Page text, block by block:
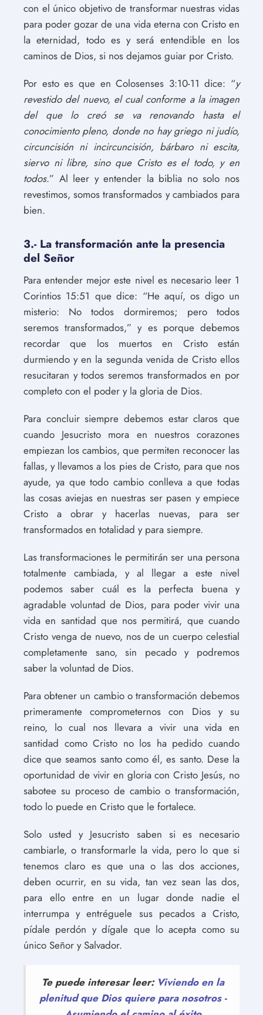
con el único objetivo de transformar nuestras vidas
para poder gozar de una vida eterna con Cristo en
la eternidad, todo es y será entendible en los
caminos de Dios, si nos dejamos guiar por Cristo.
Por esto es que en Colosenses 3:10-11 dice: “y
revestido del nuevo, el cual conforme a la imagen
del que lo creó se va renovando hasta el
conocimiento pleno, donde no hay griego ni judío,
circuncisión ni incircuncisión, bárbaro ni escita,
siervo ni libre, sino que Cristo es el todo, y en
todos.” Al leer y entender la biblia no solo nos
revestimos, somos transformados y cambiados para
bien.
3.- La transformación ante la presencia
del Señor
Para entender mejor este nivel es necesario leer 1
Corintios 15:51 que dice: “He aquí, os digo un
misterio: No todos dormiremos; pero todos
seremos transformados,” y es porque debemos
recordar que los muertos en Cristo están
durmiendo y en la segunda venida de Cristo ellos
resucitaran y todos seremos transformados en por
completo con el poder y la gloria de Dios.
Para concluir siempre debemos estar claros que
cuando Jesucristo mora en nuestros corazones
empiezan los cambios, que permiten reconocer las
fallas, y llevamos a los pies de Cristo, para que nos
ayude, ya que todo cambio conlleva a que todas
las cosas aviejas en nuestras ser pasen y empiece
Cristo a obrar y hacerlas nuevas, para ser
transformados en totalidad y para siempre.
Las transformaciones le permitirán ser una persona
totalmente cambiada, y al llegar a este nivel
podemos saber cuál es la perfecta buena y
agradable voluntad de Dios, para poder vivir una
vida en santidad que nos permitirá, que cuando
Cristo venga de nuevo, nos de un cuerpo celestial
completamente sano, sin pecado y podremos
saber la voluntad de Dios.
Para obtener un cambio o transformación debemos
primeramente comprometernos con Dios y su
reino, lo cual nos llevara a vivir una vida en
santidad como Cristo no los ha pedido cuando
dice que seamos santo como él, es santo. Dese la
oportunidad de vivir en gloria con Cristo Jesús, no
sabotee su proceso de cambio o transformación,
todo lo puede en Cristo que le fortalece.
Solo usted y Jesucristo saben si es necesario
cambiarle, o transformarle la vida, pero lo que si
tenemos claro es que una o las dos acciones,
deben ocurrir, en su vida, tan vez sean las dos,
para ello entre en un lugar donde nadie el
interrumpa y entréguele sus pecados a Cristo,
pídale perdón y dígale que lo acepta como su
único Señor y Salvador.
Te puede interesar leer: Viviendo en la
plenitud que Dios quiere para nosotros -